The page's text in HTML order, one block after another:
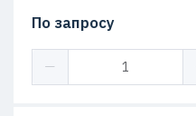
По запросу